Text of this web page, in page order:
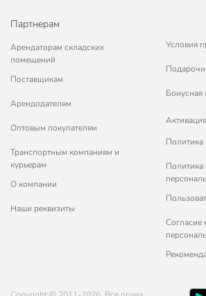
Партнерам
Арендаторам складских
помещений
Поставщикам
Арендодателям
Оптовым покупателям
Транспортным компаниям и
курьерам
О компании
Наши реквизиты
Условия
Бонусная
Политика
Политика
Согласие